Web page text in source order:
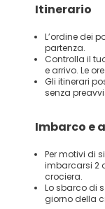
Itinerario
L’ordine dei
partenza.
Controlla il
e arrivo. Le
Gli itinerari
senza
Imbarco e
Per motivi di
imbarcarsi 2
crociera.
Lo sbarco di
giorno della